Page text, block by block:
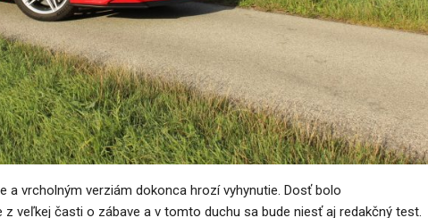
a vrcholným verziám dokonca hrozí vyhynutie. Dosť bolo
veľkej časti o zábave a v tomto duchu sa bude niesť aj redakčný test.